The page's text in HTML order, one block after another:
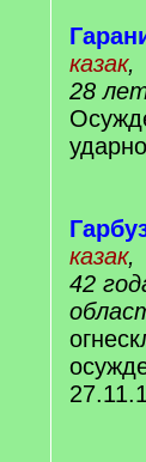
казак,
28
казак,
42